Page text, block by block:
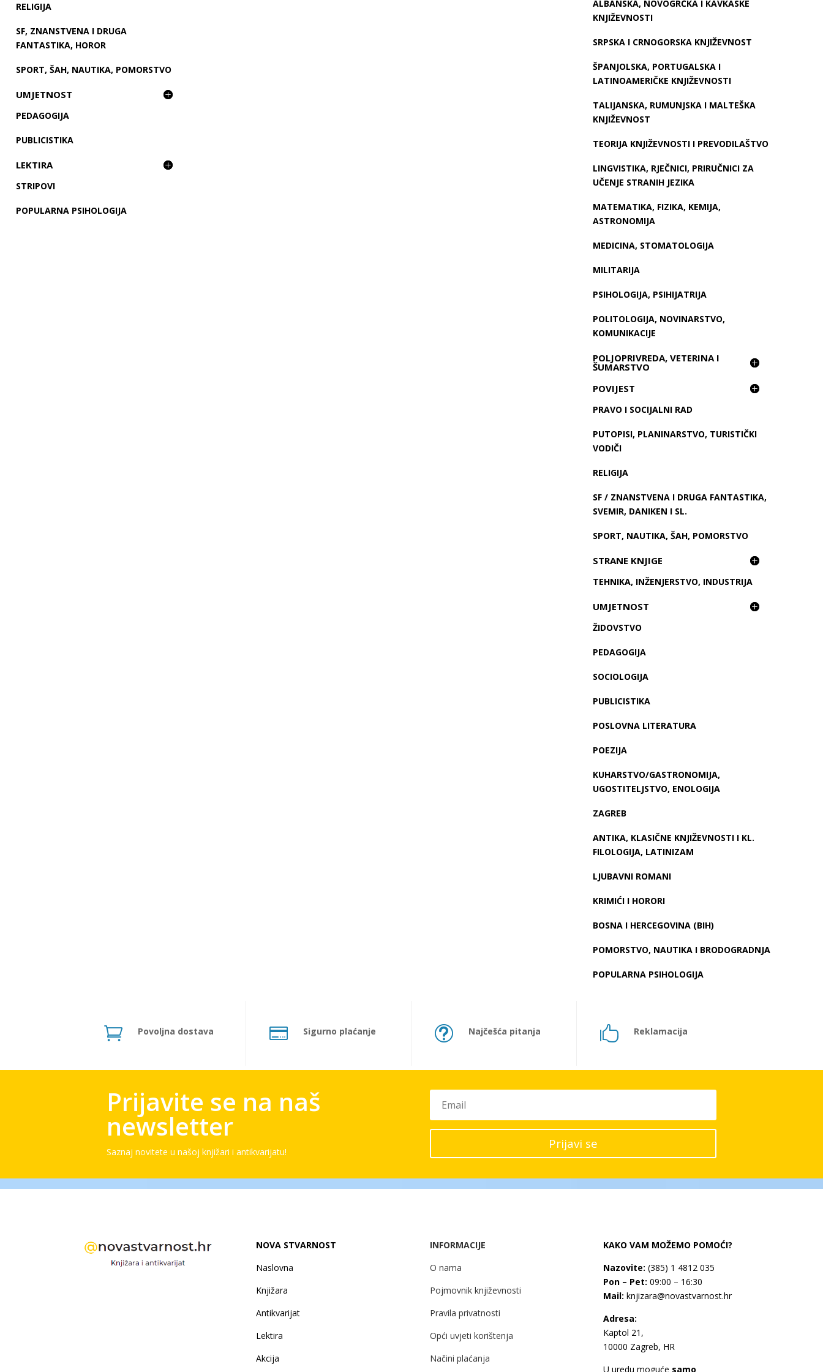
RELIGIJA
SF, ZNANSTVENA I DRUGA
FANTASTIKA, HOROR
SPORT, ŠAH, NAUTIKA, POMORSTVO
UMJETNOST
PEDAGOGIJA
PUBLICISTIKA
LEKTIRA
STRIPOVI
POPULARNA PSIHOLOGIJA
ALBANSKA, NOVOGRČKA I KAVKASKE
KNJIŽEVNOSTI
SRPSKA I CRNOGORSKA KNJIŽEVNOST
ŠPANJOLSKA, PORTUGALSKA I
LATINOAMERIČKE KNJIŽEVNOSTI
TALIJANSKA, RUMUNJSKA I MALTEŠKA
KNJIŽEVNOST
TEORIJA KNJIŽEVNOSTI I PREVODILAŠTVO
LINGVISTIKA, RJEČNICI, PRIRUČNICI ZA
UČENJE STRANIH JEZIKA
MATEMATIKA, FIZIKA, KEMIJA,
ASTRONOMIJA
MEDICINA, STOMATOLOGIJA
MILITARIJA
PSIHOLOGIJA, PSIHIJATRIJA
POLITOLOGIJA, NOVINARSTVO,
KOMUNIKACIJE
POLJOPRIVREDA, VETERINA I
ŠUMARSTVO
POVIJEST
PRAVO I SOCIJALNI RAD
PUTOPISI, PLANINARSTVO, TURISTIČKI
VODIČI
RELIGIJA
SF / ZNANSTVENA I DRUGA FANTASTIKA,
SVEMIR, DANIKEN I SL.
SPORT, NAUTIKA, ŠAH, POMORSTVO
STRANE KNJIGE
TEHNIKA, INŽENJERSTVO, INDUSTRIJA
UMJETNOST
ŽIDOVSTVO
PEDAGOGIJA
SOCIOLOGIJA
PUBLICISTIKA
POSLOVNA LITERATURA
POEZIJA
KUHARSTVO/GASTRONOMIJA,
UGOSTITELJSTVO, ENOLOGIJA
ZAGREB
ANTIKA, KLASIČNE KNJIŽEVNOSTI I KL.
FILOLOGIJA, LATINIZAM
LJUBAVNI ROMANI
KRIMIĆI I HORORI
BOSNA I HERCEGOVINA (BIH)
POMORSTVO, NAUTIKA I BRODOGRADNJA
POPULARNA PSIHOLOGIJA
 Povoljna dostava  Sigurno plaćanje t Najčešća pitanja  Reklamacija
Prijavite se na naš
newsletter
Saznaj novitete u našoj knjižari i antikvarijatu! Prijavi se
NOVA STVARNOST
Naslovna
Knjižara
Antikvarijat
Lektira
Akcija
INFORMACIJE
O nama
Pojmovnik književnosti
Pravila privatnosti
Opći uvjeti korištenja
Načini plaćanja
KAKO VAM MOŽEMO POMOĆI?
Nazovite: (385) 1 4812 035
Pon – Pet: 09:00 – 16:30
Mail: knjizara@novastvarnost.hr
Adresa:
Kaptol 21,
10000 Zagreb, HR
U uredu moguće samo